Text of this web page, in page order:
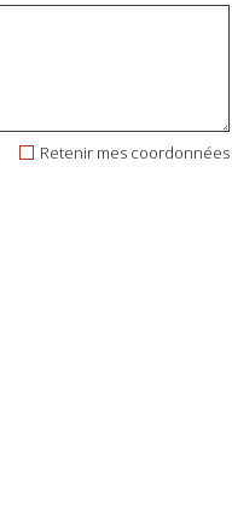
Retenir mes coordonnées